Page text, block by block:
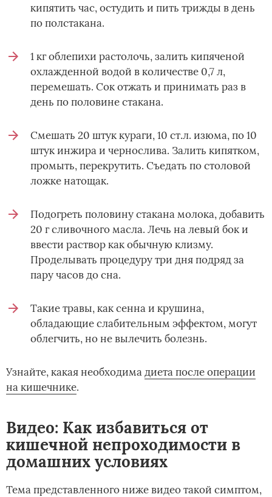
кипятить час, остудить и пить трижды в день
по полстакана.
1 кг облепихи растолочь, залить кипяченой
охлажденной водой в количестве 0,7 л,
перемешать. Сок отжать и принимать раз в
день по половине стакана.
Смешать 20 штук кураги, 10 ст.л. изюма, по 10
штук инжира и чернослива. Залить кипятком,
промыть, перекрутить. Съедать по столовой
ложке натощак.
Подогреть половину стакана молока, добавить
20 г сливочного масла. Лечь на левый бок и
ввести раствор как обычную клизму.
Проделывать процедуру три дня подряд за
пару часов до сна.
Такие травы, как сенна и крушина,
обладающие слабительным эффектом, могут
облегчить, но не вылечить болезнь.
Узнайте, какая необходимадиета после операции
на кишечнике.
Видео: Как избавиться от
кишечной непроходимости в
домашних условиях
Тема представленного ниже видео такой симптом,